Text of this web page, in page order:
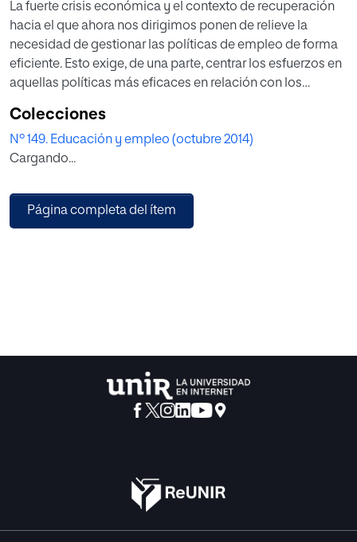
La fuerte crisis económica y el contexto de recuperación
hacia el que ahora nos dirigimos ponen de relieve la
necesidad de gestionar las políticas de empleo de forma
eficiente. Esto exige, de una parte, centrar los esfuerzos en
aquellas políticas más eficaces en relación con los
estrategias y programas de empleo. Por otra parte, desde
el punto de vista financiero, lo importante es que la
eficiencia sea la guía que marque la articulación de estas
empleo en su conjunto.
Colecciones
Nº 149. Educación y empleo (octubre 2014)
Cargando...
Página completa del ítem